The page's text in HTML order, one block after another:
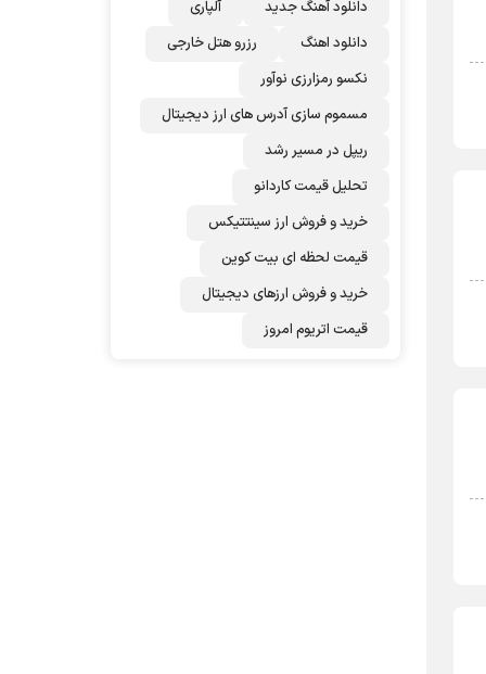
دانلود آهنگ جدید
آلپاری
دانلود اهنگ
رزرو هتل خارجی
نکسو رمزارزی نوآور
مسموم سازی آدرس های ارز دیجیتال
ریپل در مسیر رشد
تحلیل قیمت کاردانو
خرید و فروش ارز سینتتیکس
قیمت لحظه ای بیت کوین
خرید و فروش ارزهای دیجیتال
قیمت اتریوم امروز